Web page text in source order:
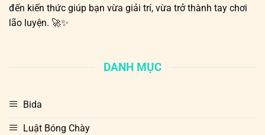
đến kiến thức giúp bạn vừa giải trí, vừa trở thành tay chơi
lão luyện. 🚀✨
DANH MỤC
Bida
Luật Bóng Chày